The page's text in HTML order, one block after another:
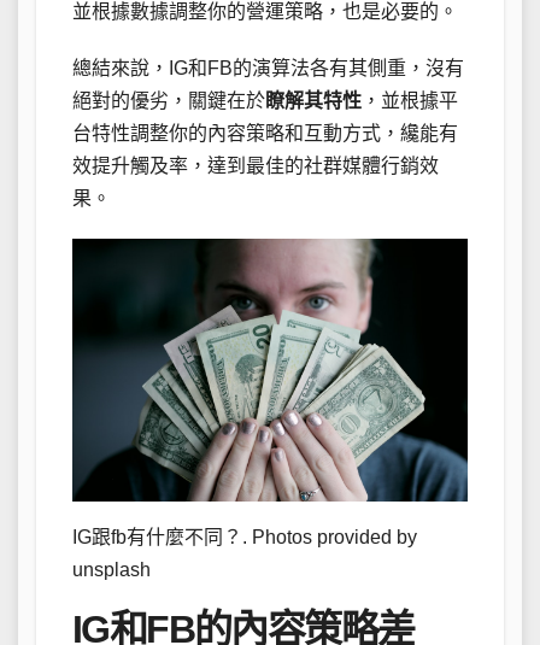
並根據數據調整你的營運策略，也是必要的。
總結來說，IG和FB的演算法各有其側重，沒有
絕對的優劣，關鍵在於瞭解其特性 ，並根據平
台特性調整你的內容策略和互動方式，纔能有
效提升觸及率，達到最佳的社群媒體行銷效
果。
IG跟fb有什麼不同？. Photos provided by
unsplash
IG和FB的內容策略差